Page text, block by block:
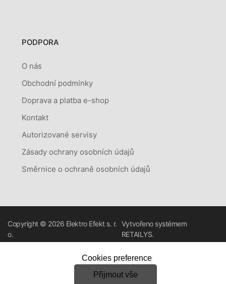
PODPORA
O nás
Obchodní podmínky
Doprava a platba e-shop
Kontakt
Autorizované servisy
Zásady ochrany osobních údajů
Směrnice o ochraně osobních údajů
Copyright © 2026 Elektro Efekt s. r.
o.
Vytvořeno systémem
RETAILYS.
Cookies preference
Přijmout vše